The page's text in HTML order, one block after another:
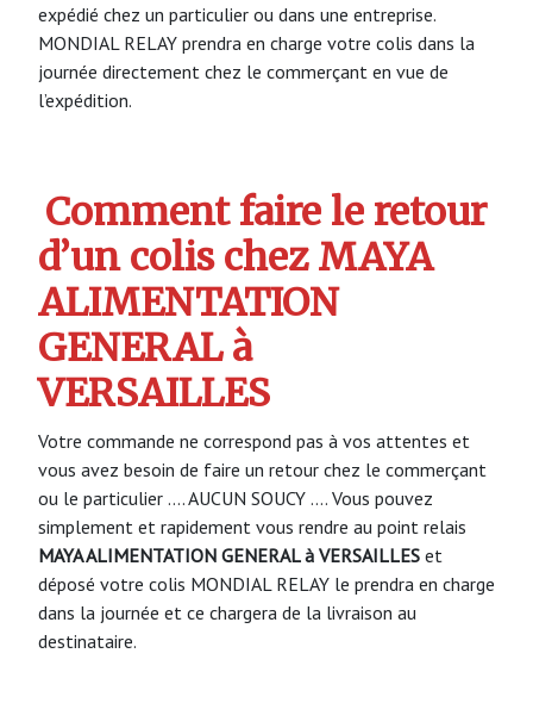
expédié chez un particulier ou dans une entreprise.
MONDIAL RELAY prendra en charge votre colis dans la
journée directement chez le commerçant en vue de
l’expédition.
Comment faire le retour
d’un colis chez MAYA
ALIMENTATION
GENERAL à
VERSAILLES
Votre commande ne correspond pas à vos attentes et
vous avez besoin de faire un retour chez le commerçant
ou le particulier …. AUCUN SOUCY …. Vous pouvez
simplement et rapidement vous rendre au point relais
MAYA ALIMENTATION GENERAL à VERSAILLES et
déposé votre colis MONDIAL RELAY le prendra en charge
dans la journée et ce chargera de la livraison au
destinataire.